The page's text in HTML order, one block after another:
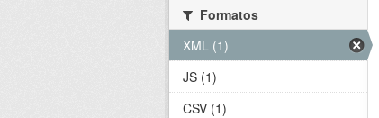
Formatos
XML (1)
JS (1)
CSV (1)